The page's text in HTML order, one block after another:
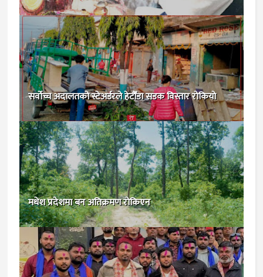
सर्वोच्च अदालतको स्टेअर्डरले हेटौँडा सडक विस्तार राेकियाे
मधेश प्रदेशमा बन अतिक्रमण राेकिएन